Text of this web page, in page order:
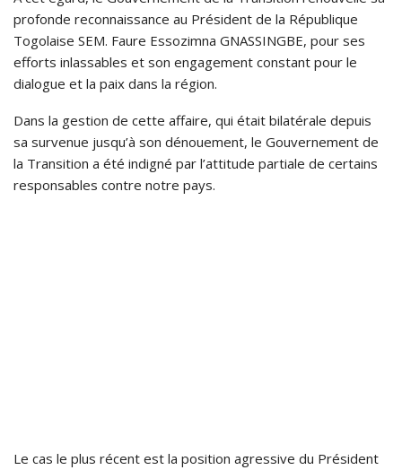
profonde reconnaissance au Président de la République
Togolaise SEM. Faure Essozimna GNASSINGBE, pour ses
efforts inlassables et son engagement constant pour le
dialogue et la paix dans la région.
Dans la gestion de cette affaire, qui était bilatérale depuis
sa survenue jusqu’à son dénouement, le Gouvernement de
la Transition a été indigné par l’attitude partiale de certains
responsables contre notre pays.
Le cas le plus récent est la position agressive du Président